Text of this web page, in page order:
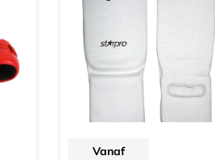
Vanaf